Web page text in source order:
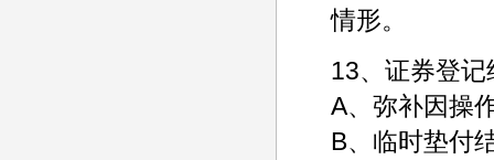
情形。
13、证券登
A、弥补因操
B、临时垫付